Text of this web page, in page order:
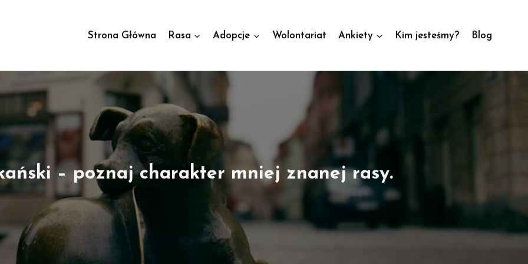
Strona Główna Rasa Adopcje Wolontariat Ankiety Kim jesteśmy? Blog
– poznaj charakter mniej znanej rasy.